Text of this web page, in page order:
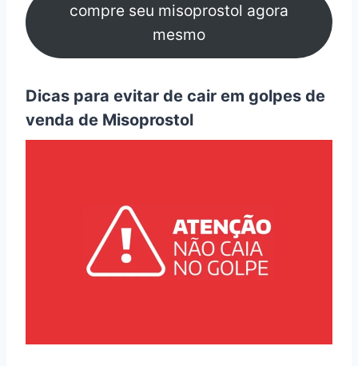
compre seu misoprostol agora
mesmo
Dicas para evitar de cair em golpes de
venda de Misoprostol